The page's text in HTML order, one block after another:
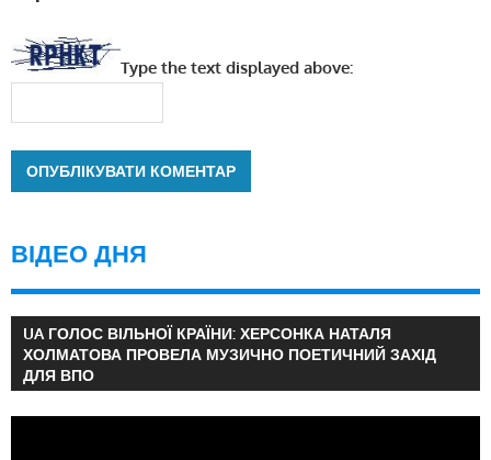
Type the text displayed above:
ВІДЕО ДНЯ
UA ГОЛОС ВІЛЬНОЇ КРАЇНИ: ХЕРСОНКА НАТАЛЯ
ХОЛМАТОВА ПРОВЕЛА МУЗИЧНО ПОЕТИЧНИЙ ЗАХІД
ДЛЯ ВПО